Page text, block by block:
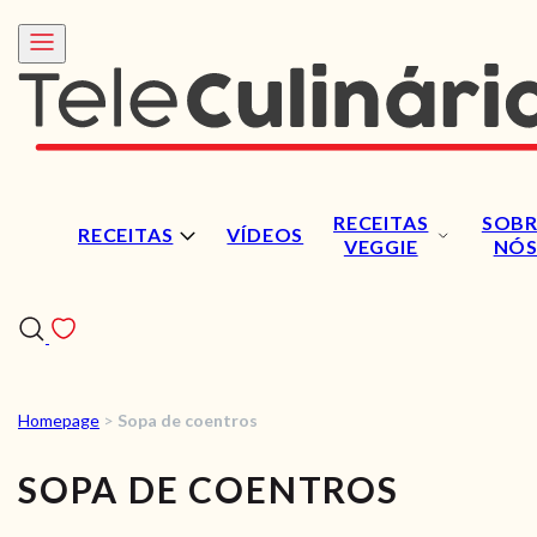
RECEITAS VÍDEOS
RECEITAS
VEGGIE
NÓS
RECEITAS
VÍDEOS
Homepage > Sopa de coentros
SOPA DE COENTROS